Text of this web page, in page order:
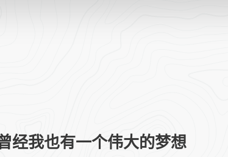
经我也有一个伟大的梦想